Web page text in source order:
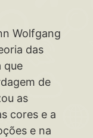
Wolfgang
das
que
de
as
cores e a
e na